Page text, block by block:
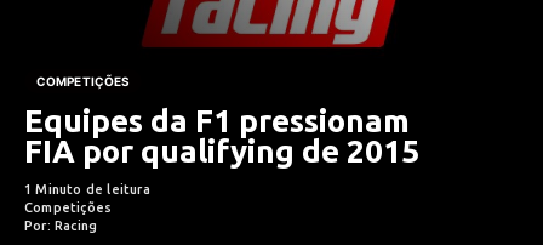
COMPETIÇÕES
Equipes da F1 pressionam
FIA por qualifying de 2015
1 Minuto de leitura
Competições
Por: Racing